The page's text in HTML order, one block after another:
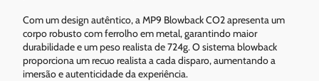
Com um design autêntico, a MP9 Blowback CO2 apresenta um
corpo robusto com ferrolho em metal, garantindo maior
durabilidade e um peso realista de 724g. O sistema blowback
proporciona um recuo realista a cada disparo, aumentando a
imersão e autenticidade da experiência.